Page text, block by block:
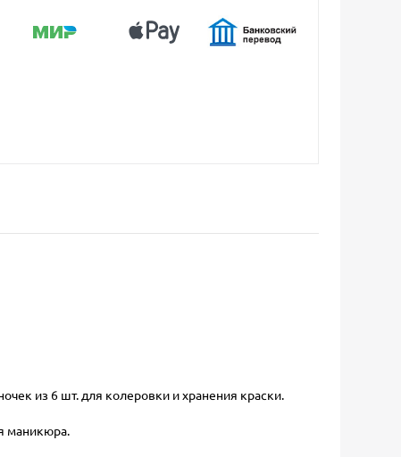
из 6 шт. для колеровки и хранения краски.
маникюра.